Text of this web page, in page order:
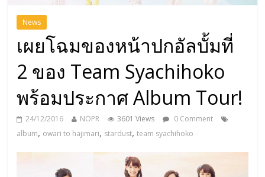
News
เผยโฉมของหน้าปกอัลบั้มที่
2 ของ Team Syachihoko
พร้อมประกาศ Album Tour!
24/12/2016 NOPR 3601 Views
0 Comment
album, owari to hajimari, stardust,team syachihoko